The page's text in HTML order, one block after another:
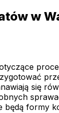
w
się
formy